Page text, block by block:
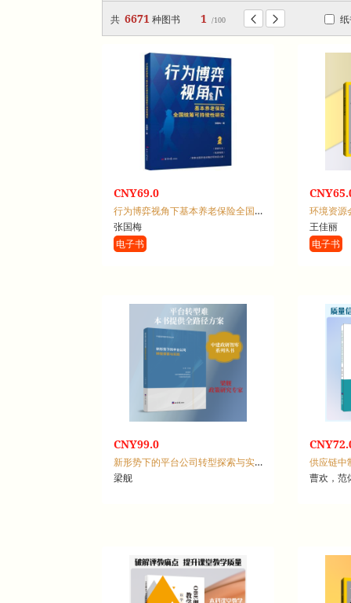
共 6671种图书 1 /100  
CNY69.0
行为博弈视角下基本养老保险全国统筹可持续性研究
张国梅
电子书
环境资源
王佳丽
电子书
CNY99.0
新形势下的平台公司转型探索与实践
梁舰
曹欢，范